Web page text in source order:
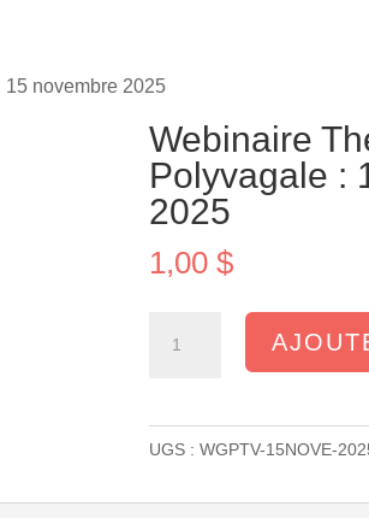
novembre 2025
Webinaire
Polyvagale :
2025
1,00$
Théorie
Polyvagale
UGS :WGPTV-15NOVE-